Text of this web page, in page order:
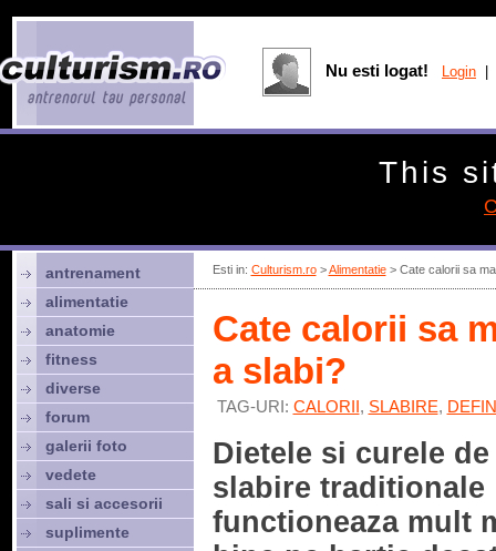
Esti in: Culturism.ro>Alimentatie> Cate calorii sa
Cate calorii sa
a slabi?
TAG-URI: CALORII, SLABIRE,
Dietele si curele de
slabire traditionale
functioneaza mult
antrenament
alimentatie
anatomie
fitness
diverse
forum
galerii foto
vedete
sali si accesorii
suplimente
Nu esti logat! Login
This